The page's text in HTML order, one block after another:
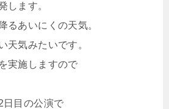
します。
るあいにくの天気。
天気みたいです。
実施しますので
日目の公演で